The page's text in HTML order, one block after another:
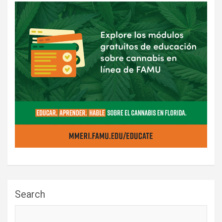
Search